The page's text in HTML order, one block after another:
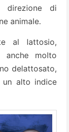
direzione di
animale.
al lattosio,
anche molto
delattosato,
alto indice